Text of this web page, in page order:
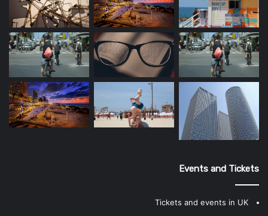
Events and Tickets
Tickets and events in UK